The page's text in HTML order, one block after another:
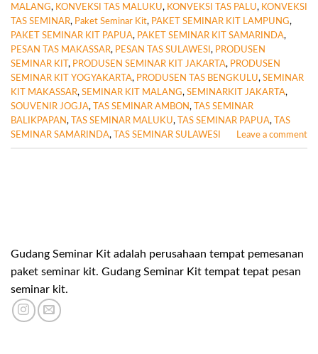
MALANG, KONVEKSI TAS MALUKU, KONVEKSI TAS PALU, KONVEKSI
TAS SEMINAR, Paket Seminar Kit, PAKET SEMINAR KIT LAMPUNG,
PAKET SEMINAR KIT PAPUA, PAKET SEMINAR KIT SAMARINDA,
PESAN TAS MAKASSAR, PESAN TAS SULAWESI , PRODUSEN
SEMINAR KIT , PRODUSEN SEMINAR KIT JAKARTA, PRODUSEN
SEMINAR KIT YOGYAKARTA, PRODUSEN TAS BENGKULU, SEMINAR
KIT MAKASSAR, SEMINAR KIT MALANG, SEMINARKIT JAKARTA,
SOUVENIR JOGJA, TAS SEMINAR AMBON,
TAS SEMINAR
BALIKPAPAN, TAS SEMINAR MALUKU, TAS SEMINAR PAPUA,
TAS
SEMINAR SAMARINDA, TAS SEMINAR SULAWESI Leave a comment
Gudang Seminar Kit adalah perusahaan tempat pemesanan
paket seminar kit. Gudang Seminar Kit tempat tepat pesan
seminar kit.